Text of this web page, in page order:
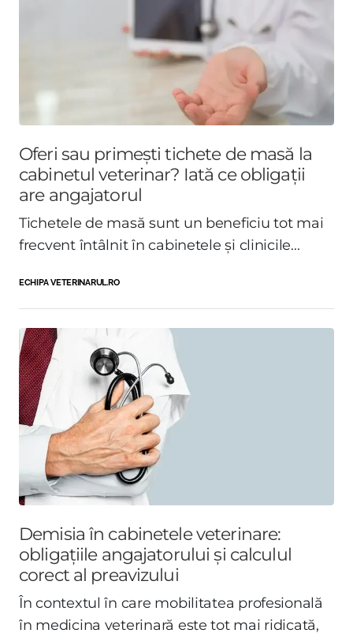
Oferi sau primești tichete de masă la
cabinetul veterinar? Iată ce obligații
are angajatorul
Tichetele de masă sunt un beneficiu tot mai
frecvent întâlnit în cabinetele și clinicile...
ECHIPA VETERINARUL.RO
Demisia în cabinetele veterinare:
obligațiile angajatorului și calculul
corect al preavizului
În contextul în care mobilitatea profesională
în medicina veterinară este tot mai ridicată,